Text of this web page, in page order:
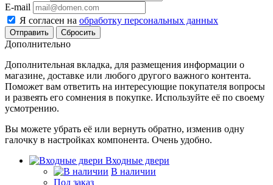
E-mail
Я согласен на обработку персональных данных
Сбросить
Дополнительно
Дополнительная вкладка, для размещения информации о
магазине, доставке или любого другого важного контента.
Поможет вам ответить на интересующие покупателя вопросы
и развеять его сомнения в покупке. Используйте её по своему
усмотрению.
Вы можете убрать её или вернуть обратно, изменив одну
галочку в настройках компонента. Очень удобно.
Входные двери
В наличии
Под заказ